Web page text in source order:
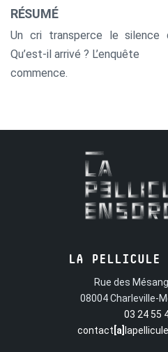
RÉSUMÉ
Un cri transperce le silence
Qu’est-il arrivé ? L’enquête
commence.
LA PELLICULE
Rue des
08004 Charleville-
03 24 55
contact [a]